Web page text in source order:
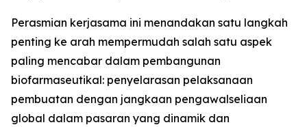
Perasmian kerjasama ini menandakan satu langkah
penting ke arah mempermudah salah satu aspek
paling mencabar dalam pembangunan
biofarmaseutikal: penyelarasan pelaksanaan
pembuatan dengan jangkaan pengawalseliaan
global dalam pasaran yang dinamik dan